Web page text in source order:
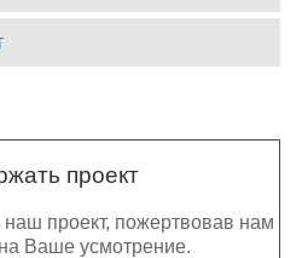
проект
проект, пожертвовав нам
Ваше усмотрение.